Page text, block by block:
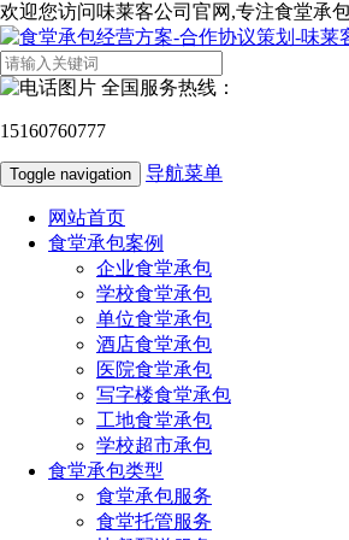
欢迎您访问味莱客公司官网,专注食堂承
全国服务热线：
15160760777
Toggle navigation 导航菜单
网站首页
食堂承包案例
企业食堂承包
学校食堂承包
单位食堂承包
酒店食堂承包
医院食堂承包
写字楼食堂承包
工地食堂承包
学校超市承包
食堂承包类型
食堂承包服务
食堂托管服务